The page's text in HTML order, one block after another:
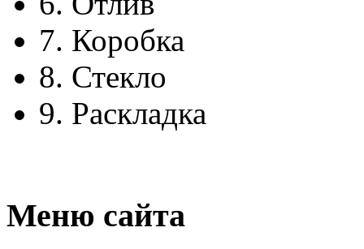
7. Коробка
8. Стекло
9. Раскладка
Меню сайта